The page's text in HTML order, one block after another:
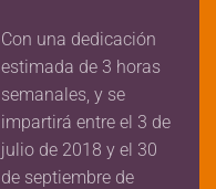
Con una dedicación
estimada de 3 horas
semanales, y se
impartirá entre el 3 de
julio de 2018 y el 30
de septiembre de